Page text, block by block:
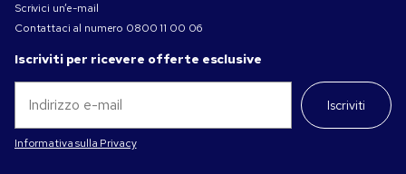
Scrivici un’e-mail
Contattaci al numero 0800 11 00 06
Iscriviti per ricevere offerte esclusive
Iscriviti
Informativa sulla Privacy